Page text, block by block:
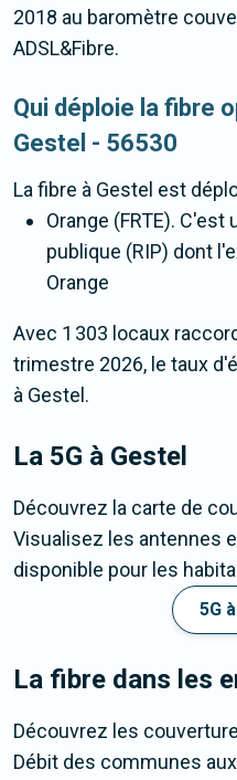
2018 au baromètre
ADSL&Fibre.
Qui déploie la fibre
Gestel - 56530
La fibre à Gestel est
Orange (FRTE).
publique (RIP) dont
Orange
Avec 1 303 locaux
trimestre 2026, le taux
à Gestel.
La 5G à Gestel
Découvrez la carte de
Visualisez les antennes
disponible pour les
5G
La fibre dans les
Découvrez les
Débit des communes